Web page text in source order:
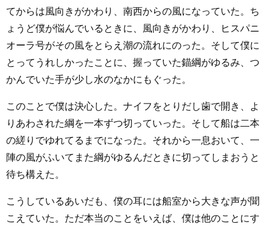
てからは風向きがかわり、南西からの風になっていた。ち
ょうど僕が悩んでいるときに、風向きがかわり、ヒスパニ
オーラ号がその風をとらえ潮の流れにのった。そして僕に
とってうれしかったことに、握っていた錨綱がゆるみ、つ
かんでいた手が少し水のなかにもぐった。
このことで僕は決心した。ナイフをとりだし歯で開き、よ
りあわされた綱を一本ずつ切っていった。そして船は二本
の縒りでゆれてるまでになった。それから一息おいて、一
陣の風がふいてまた綱がゆるんだときに切ってしまおうと
待ち構えた。
こうしているあいだも、僕の耳には船室から大きな声が聞
こえていた。ただ本当のことをいえば、僕は他のことにす